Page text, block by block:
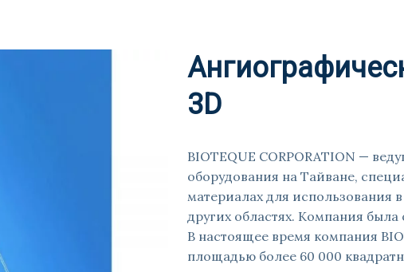
3D
BIOTEQUE CORPORATION —
оборудования на Тайване,
материалах для использования
других областях. Компания была
В настоящее время компания
площадью более 60 000